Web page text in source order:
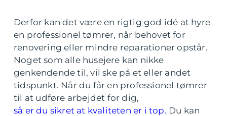
Derfor kan det være en rigtig god idé at hyre
en professionel tømrer, når behovet for
renovering eller mindre reparationer opstår.
Noget som alle husejere kan nikke
genkendende til, vil ske på et eller andet
tidspunkt. Når du får en professionel tømrer
til at udføre arbejdet for dig,
så er du sikret at kvaliteten er i top. Du kan